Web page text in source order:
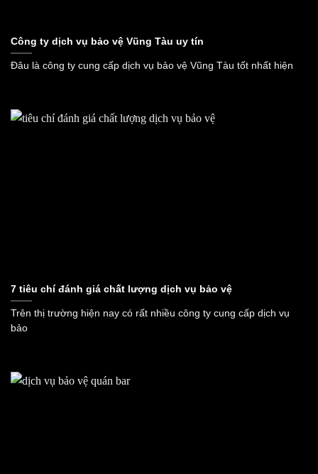
Công ty dịch vụ bảo vệ Vũng Tàu uy tín
Đâu là công ty cung cấp dịch vụ bảo vệ Vũng Tàu tốt nhất hiện
7 tiêu chí đánh giá chất lượng dịch vụ bảo vệ
Trên thị trường hiện nay có rất nhiều công ty cung cấp dịch vụ
bảo